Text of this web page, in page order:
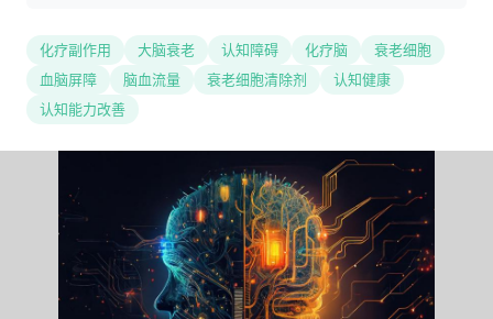
化疗副作用 大脑衰老 认知障碍 化疗脑
衰老细胞
血脑屏障
脑血流量 衰老细胞清除剂
认知健康
认知能力改善